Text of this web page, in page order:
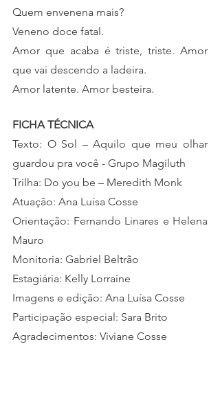
Quem envenena mais?
Veneno doce fatal.
Amor que acaba é triste, triste. Amor
que vai descendo a ladeira.
Amor latente. Amor besteira.
FICHA TÉCNICA
Texto: O Sol – Aquilo que meu olhar
guardou pra você - Grupo Magiluth
Trilha: Do you be – Meredith Monk
Atuação: Ana Luísa Cosse
Orientação: Fernando Linares e Helena
Mauro
Monitoria: Gabriel Beltrão
Estagiária: Kelly Lorraine
Imagens e edição: Ana Luísa Cosse
Participação especial: Sara Brito
Agradecimentos: Viviane Cosse